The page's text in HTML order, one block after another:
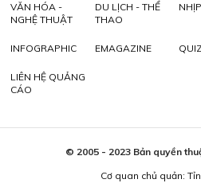
VĂN HÓA -
NGHỆ THUẬT
DU LỊCH - THỂ
THAO
INFOGRAPHIC EMAGAZINE
LIÊN HỆ QUẢNG
CÁO
© 2005 - 2023 Bản quyền
Cơ quan chủ quản: